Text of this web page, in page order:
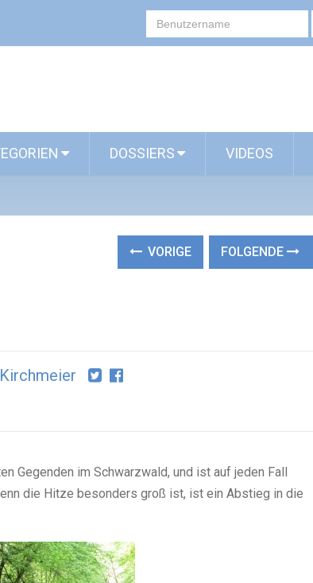
DOSSIERS VIDEOS
VORIGE FOLGENDE
Gegenden im Schwarzwald, und ist auf jeden Fall
die Hitze besonders groß ist, ist ein Abstieg in die